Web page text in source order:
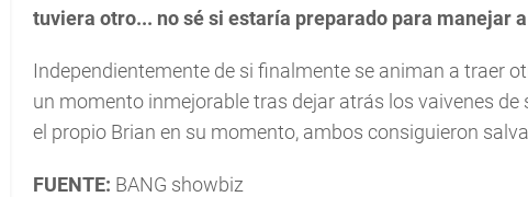
tuviera otro... no sé si estaría preparado para manejar
Independientemente de si finalmente se animan a traer
un momento inmejorable tras dejar atrás los vaivenes
el propio Brian en su momento, ambos consiguieron
FUENTE: BANG showbiz